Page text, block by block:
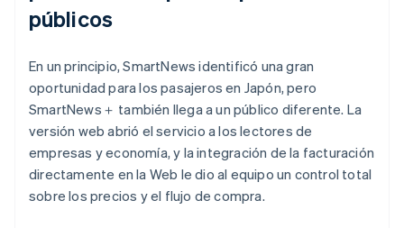
públicos
En un principio, SmartNews identificó una gran
oportunidad para los pasajeros en Japón, pero
SmartNews＋ también llega a un público diferente. La
versión web abrió el servicio a los lectores de
empresas y economía, y la integración de la facturación
directamente en la Web le dio al equipo un control total
sobre los precios y el flujo de compra.